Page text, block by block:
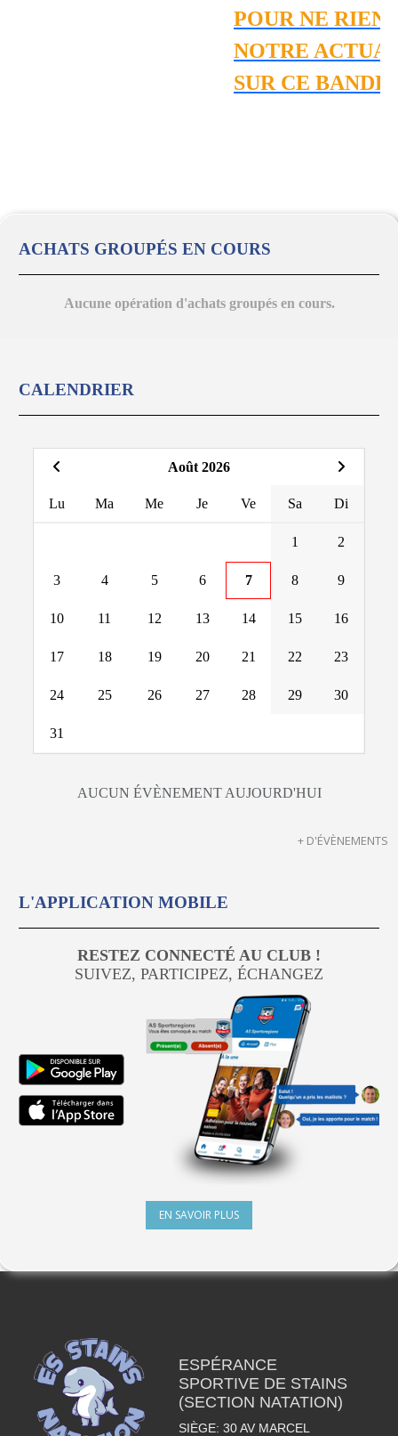
POUR NE RIEN
NOTRE
SUR CE
ACHATS GROUPÉS EN COURS
Aucune opération d'achats groupés en cours.
CALENDRIER
Août 2026
Lu Ma Me Je Ve Sa Di
1 2
3 4 5 6 7 8 9
10 11 12 13 14 15 16
17 18 19 20 21 22 23
24 25 26 27 28 29 30
31
AUCUN ÉVÈNEMENT AUJOURD'HUI
+ D'ÉVÈNEMENTS
L'APPLICATION MOBILE
RESTEZ CONNECTÉ AU CLUB !
SUIVEZ, PARTICIPEZ, ÉCHANGEZ
EN SAVOIR PLUS
ESPÉRANCE
SPORTIVE DE STAINS
(SECTION NATATION)
SIÈGE: 30 AV MARCEL